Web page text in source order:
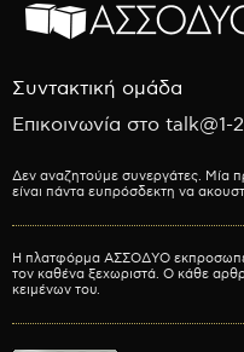
Συντακτική ομάδα
Επικοινωνία στο talk@1-
Δεν αναζητούμε συνεργάτες. Μία
είναι πάντα ευπρόσδεκτη να
Η πλατφόρμα ΑΣΣΟΔΥΟ
τον καθένα ξεχωριστά. Ο κάθε
κειμένων του.